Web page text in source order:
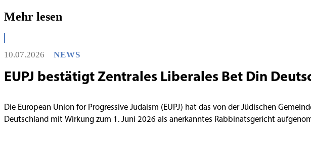
Mehr lesen
10.07.2026 NEWS
EUPJ bestätigt Zentrales Liberales Bet Din
Die European Union for Progressive Judaism (EUPJ) hat das von der Jüdischen
Deutschland mit Wirkung zum 1. Juni 2026 als anerkanntes Rabbinatsgericht